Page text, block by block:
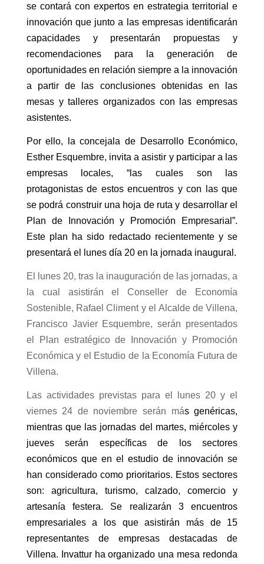
se contará con expertos en estrategia territorial e
innovación que junto a las empresas identificarán
capacidades y presentarán propuestas y
recomendaciones para la generación de
oportunidades en relación siempre a la innovación
a partir de las conclusiones obtenidas en las
mesas y talleres organizados con las empresas
asistentes.
Por ello, la concejala de Desarrollo Económico,
Esther Esquembre, invita a asistir y participar a las
empresas locales, “las cuales son las
protagonistas de estos encuentros y con las que
se podrá construir una hoja de ruta y desarrollar el
Plan de Innovación y Promoción Empresarial”.
Este plan ha sido redactado recientemente y se
presentará el lunes día 20 en la jornada inaugural.
El lunes 20, tras la inauguración de las jornadas, a
la cual asistirán el Conseller de Economía
Sostenible, Rafael Climent y el Alcalde de Villena,
Francisco Javier Esquembre, serán presentados
el Plan estratégico de Innovación y Promoción
Económica y el Estudio de la Economía Futura de
Villena.
Las actividades previstas para el lunes 20 y el
viernes 24 de noviembre serán más genéricas,
mientras que las jornadas del martes, miércoles y
jueves serán específicas de los sectores
económicos que en el estudio de innovación se
han considerado como prioritarios. Estos sectores
son: agricultura, turismo, calzado, comercio y
artesanía festera. Se realizarán 3 encuentros
empresariales a los que asistirán más de 15
representantes de empresas destacadas de
Villena. Invattur ha organizado una mesa redonda